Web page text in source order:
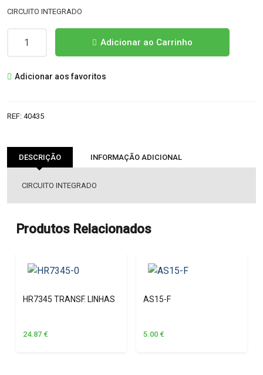
CIRCUITO INTEGRADO
IC
Adicionar ao Carrinho
Adicionar aos favoritos
REF: 40435
DESCRIÇÃO INFORMAÇÃO ADICIONAL
CIRCUITO INTEGRADO
Produtos Relacionados
HR7345 TRANSF. LINHAS
24.87 €
AS15-F
5.00 €